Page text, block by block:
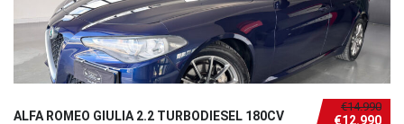
€14.990
€12.990
ALFA ROMEO GIULIA 2.2 TURBODIESEL 180CV